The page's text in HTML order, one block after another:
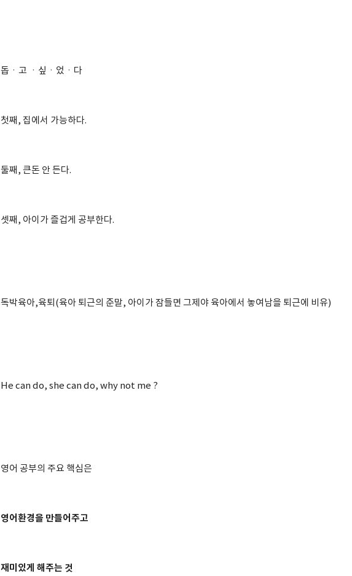
돕ㆍ고 ㆍ싶ㆍ었ㆍ다
첫째, 집에서 가능하다.
둘째, 큰돈 안 든다.
셋째, 아이가 즐겁게 공부한다.
독박육아,육퇴(육아 퇴근의 준말, 아이가 잠들면 그제야 육아에서 놓여남을 퇴근에 비유)
He can do, she can do, why not me ?
영어 공부의 주요 핵심은
영어환경을 만들어주고
재미있게 해주는 것